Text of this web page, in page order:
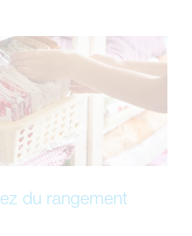
du rangement